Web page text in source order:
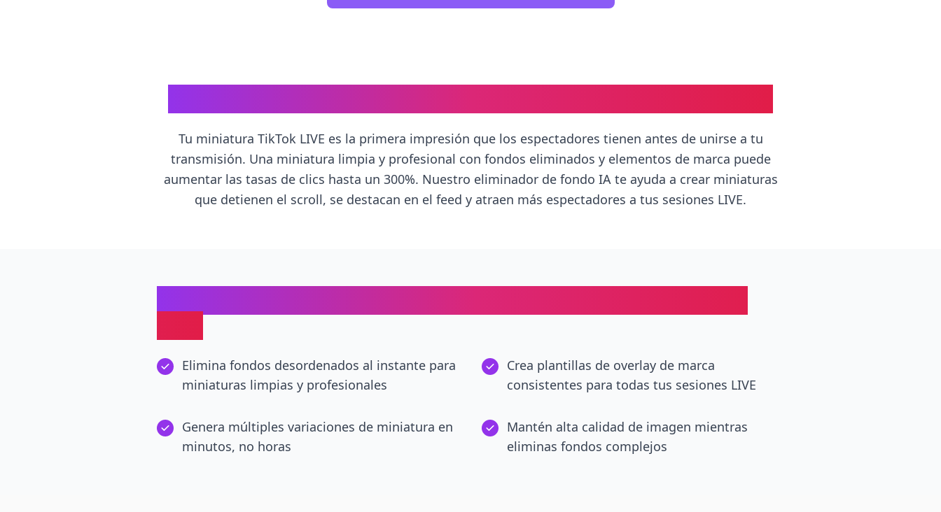
Tu miniatura TikTok LIVE es la primera impresión que los espectadores tienen antes de unirse a tu
transmisión. Una miniatura limpia y profesional con fondos eliminados y elementos de marca puede
aumentar las tasas de clics hasta un 300%. Nuestro eliminador de fondo IA te ayuda a crear miniaturas
que detienen el scroll, se destacan en el feed y atraen más espectadores a tus sesiones LIVE.
Elimina fondos desordenados al instante para
miniaturas limpias y profesionales
Crea plantillas de overlay de marca
consistentes para todas tus sesiones LIVE
Genera múltiples variaciones de miniatura en
minutos, no horas
Mantén alta calidad de imagen mientras
eliminas fondos complejos